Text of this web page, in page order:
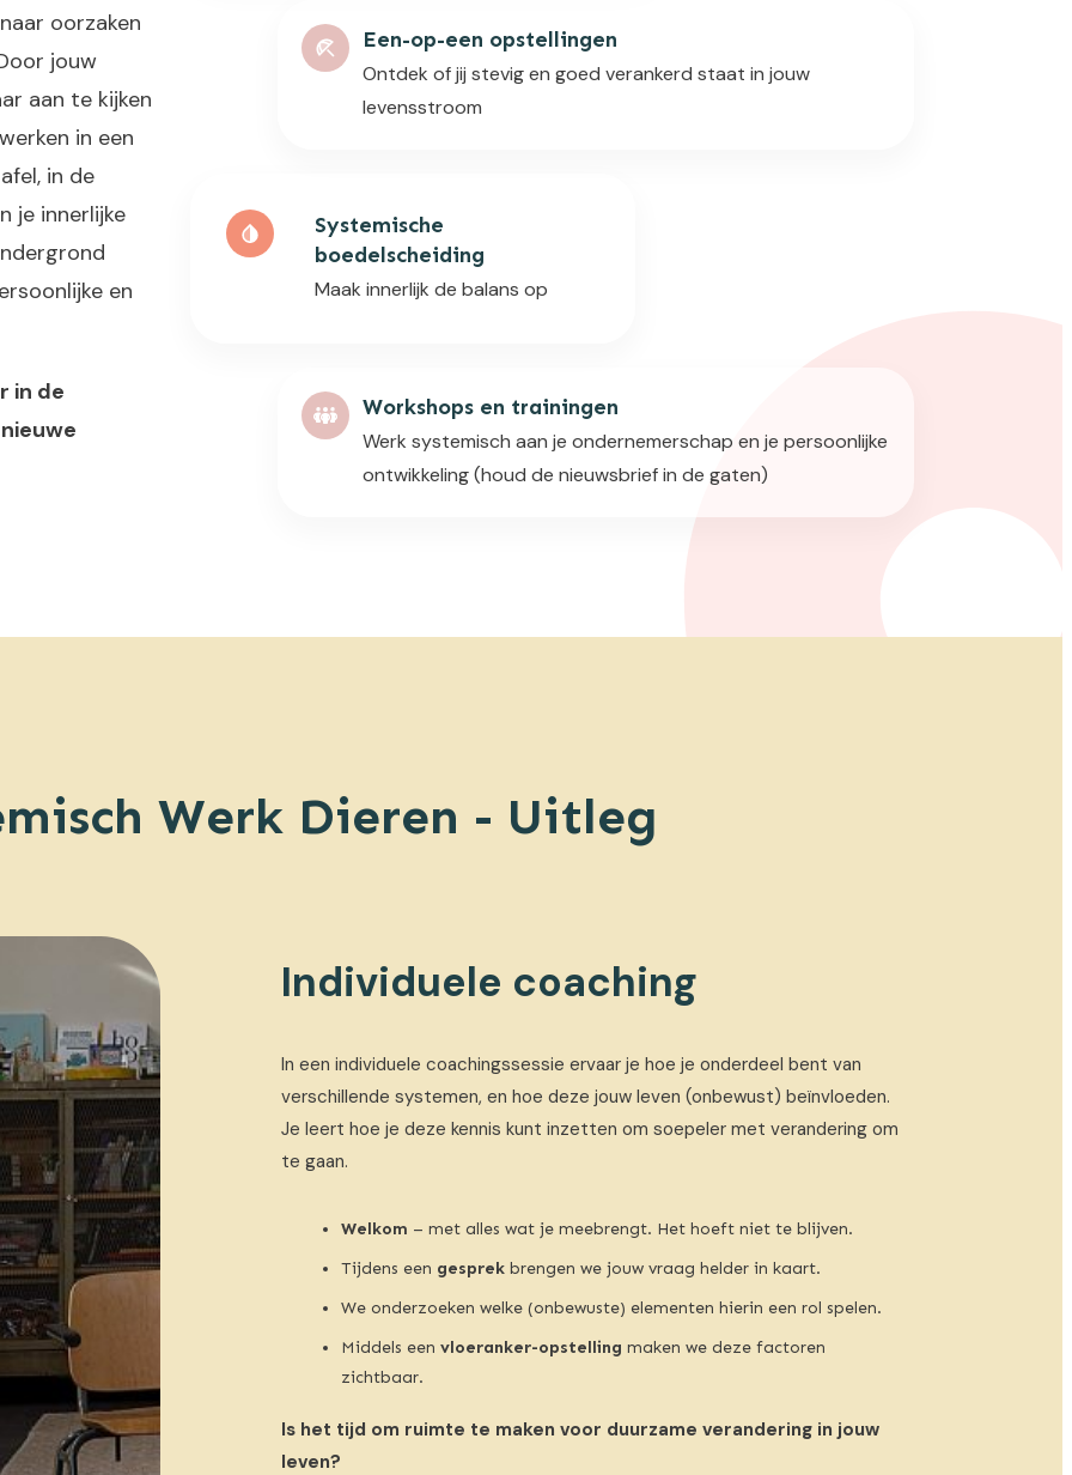
oorzaken
jouw
aan te kijken
in een
in de
je innerlijke
en
in de
Een-op-een opstellingen
Ontdek of jij stevig en goed verankerd staat in jouw
levensstroom
Systemische
boedelscheiding
Maak innerlijk de balans op
Workshops en trainingen
Werk systemisch aan je ondernemerschap en je persoonlijke
ontwikkeling (houd de nieuwsbrief in de gaten)
Werk Dieren - Uitleg
Individuele coaching
In een individuele coachingssessie ervaar je hoe je onderdeel bent van
verschillende systemen, en hoe deze jouw leven (onbewust) beïnvloeden.
Je leert hoe je deze kennis kunt inzetten om soepeler met verandering om
te gaan.
Welkom – met alles wat je meebrengt. Het hoeft niet te blijven.
Tijdens een gesprekbrengen we jouw vraag helder in kaart.
We onderzoeken welke (onbewuste) elementen hierin een rol spelen.
Middels een vloeranker-opstelling maken we deze factoren
zichtbaar.
Is het tijd om ruimte te maken voor duurzame verandering in jouw
leven?